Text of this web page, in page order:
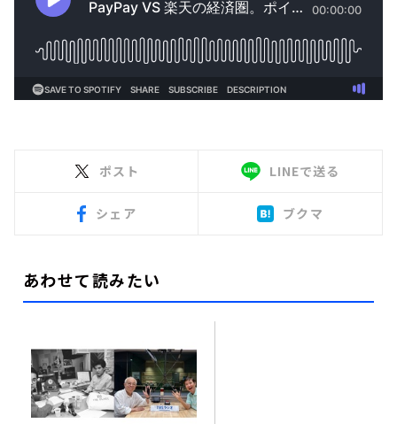
ポスト LINEで送る
シェア ブクマ
あわせて読みたい